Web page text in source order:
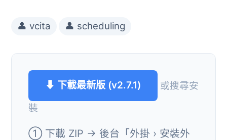
👤 vcita 👤 scheduling
⬇ 下載最新版 (v2.7.1)
或搜尋安
裝
① 下載 ZIP → 後台「外掛 › 安裝外